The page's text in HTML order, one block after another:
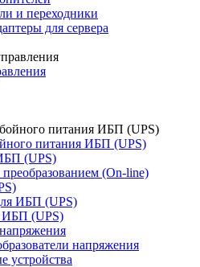
и переходники
для сервера
питания ИБП (UPS)
(UPS)
(On-line)
ИБП (UPS)
ИБП (UPS)
напряжения
устройства